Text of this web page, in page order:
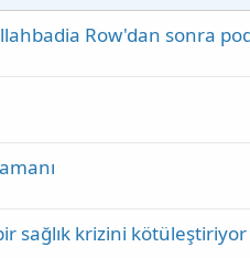
Row'dan sonra
sağlık krizini kötüleştiriyor